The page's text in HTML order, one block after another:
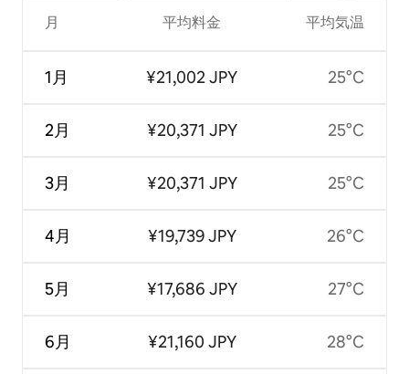
月
1月
2月
3月
4月
5月
6月
平均料金
¥21,002 JPY
¥20,371 JPY
¥20,371 JPY
¥19,739 JPY
¥17,686 JPY
¥21,160 JPY
平均気温
25°C
25°C
25°C
26°C
27°C
28°C